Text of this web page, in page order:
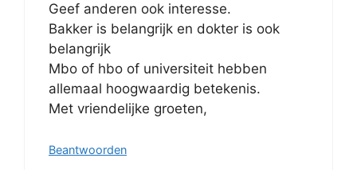
Geef anderen ook interesse.
Bakker is belangrijk en dokter is ook
belangrijk
Mbo of hbo of universiteit hebben
allemaal hoogwaardig betekenis.
Met vriendelijke groeten,
Beantwoorden